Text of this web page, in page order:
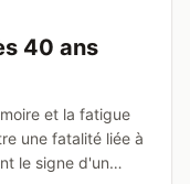
40 ans
et la fatigue
une fatalité liée à
le signe d'un